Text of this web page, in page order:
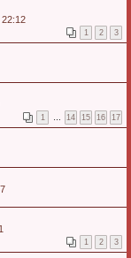
1 2 3
1 … 14 15 16 17
1 2 3